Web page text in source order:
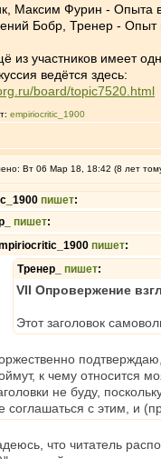
Максим Фурин - Опыта
Бобр, Тренер - Опыт
из участников имеет
ведётся здесь:
board/topic7520.html
empiriocritic_1900
Вт 06 Мар 18, 18:42 (8 лет
пишет:
пишет:
пишет:
Тренер_ пишет:
VII Опровержение
Этот заголовок
к чему относится
не буду,
соглашаться с этим, и
что читатель